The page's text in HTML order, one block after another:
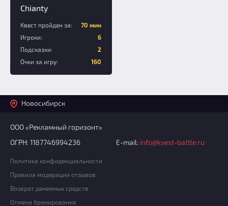
Chianty
Квест пройден за:
70 мин
Игроки:
6
Подсказки:
2
Очки за игру:
160
Новосибирск
ООО «Рекламный горизонт»
ОГРН: 1187746994236
E-mail: info@kvest-battle.ru
Политика конфиденциальности
Правила модерации отзывов
Возврат денежных средств
Отмена бронирования